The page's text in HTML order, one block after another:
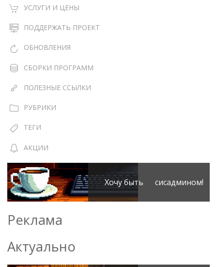
УСЛУГИ И ЦЕНЫ
ПОДДЕРЖАТЬ ПРОЕКТ
ОБНОВЛЕНИЯ
СБОРКИ ПРОГРАММ
ПОЛЕЗНЫЕ ССЫЛКИ
РУБРИКИ
ТЕГИ
АКЦИИ
Хочу быть сисадмином!
Реклама
Актуально